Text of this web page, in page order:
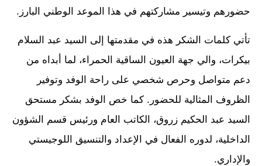
حضورهم وتيسير مشاركتهم في هذا الموعد الوطني البارز.
تأتي كلمات الشكر هذه في مقدمتها إلى السيد عبد السلام
بيكرات، والي جهة العيون الساقية الحمراء، لما أبداه من
دعم متواصل وحرص شخصي على راحة الوفد وتوفير
الظروف المثالية للحضور. كما خص الوفد بشكر مستحق
السيد عبد الحكيم زروق، الكاتب العام ورئيس قسم الشؤون
الداخلية، لدوره الفعال في الإعداد والتنسيق اللوجيستي
والإداري.